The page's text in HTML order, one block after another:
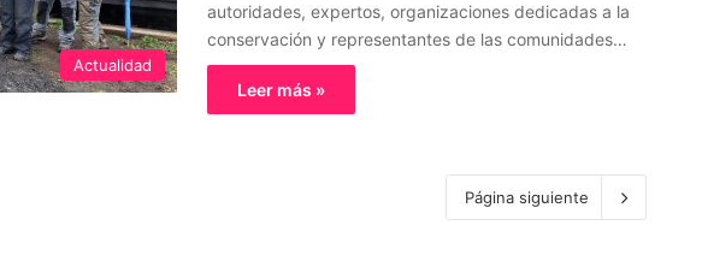
Actualidad
autoridades, expertos, organizaciones dedicadas a la
conservación y representantes de las comunidades…
Leer más »
Página siguiente